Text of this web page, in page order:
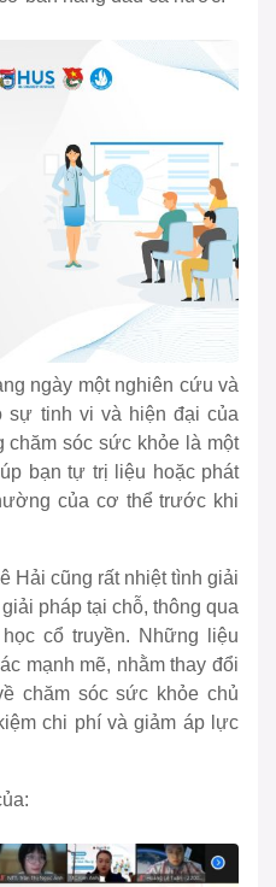
ngày một nghiên cứu và
sự tinh vi và hiện đại của
chăm sóc sức khỏe là một
bạn tự trị liệu hoặc phát
của cơ thể trước khi
Hải cũng rất nhiệt tình giải
pháp tại chỗ, thông qua
cổ truyền. Những liệu
mạnh mẽ, nhằm thay đổi
chăm sóc sức khỏe chủ
chi phí và giảm áp lực